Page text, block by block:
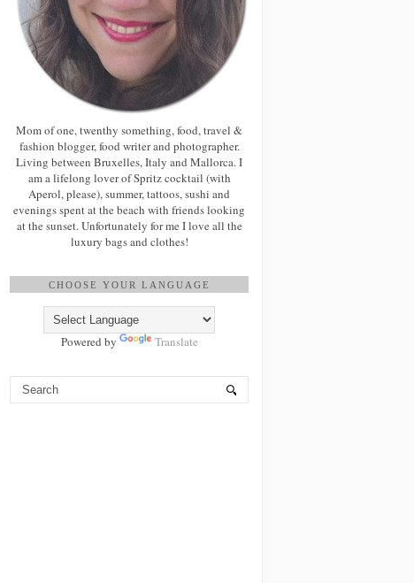
Mom of one, twenthy something, food, travel &
fashion blogger, food writer and photographer.
Living between Bruxelles, Italy and Mallorca. I
am a lifelong lover of Spritz cocktail (with
Aperol, please), summer, tattoos, sushi and
evenings spent at the beach with friends looking
at the sunset. Unfortunately for me I love all the
luxury bags and clothes!
CHOOSE YOUR LANGUAGE
Powered by Translate